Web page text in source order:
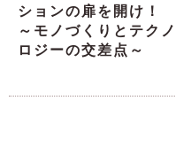
ションの扉を開け！
～モノづくりとテクノ
ロジーの交差点～